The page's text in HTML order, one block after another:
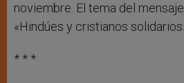
noviembre. El tema del
«Hindúes y cristianos
* * *